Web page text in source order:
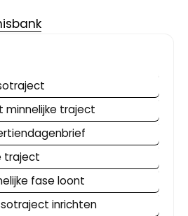
minnelijke traject
traject
fase loont
inrichten